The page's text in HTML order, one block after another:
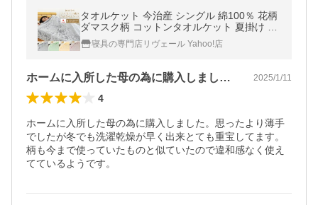
タオルケット 今治産 シングル 綿100％ 花柄
ダマスク柄 コットンタオルケット 夏掛け 肌
掛け 吸水速乾 涼感 日本製 国産 ブランケッ
ト 寝具 おしゃれ 夏用
寝具の専門店リヴェール Yahoo!店
ホームに入所した母の為に購入しました。… 2025/1/11
4
ホームに入所した母の為に購入しました。思ったより薄手
でしたが冬でも洗濯乾燥が早く出来とても重宝してます。
柄も今まで使っていたものと似ていたので違和感なく使え
てているようです。